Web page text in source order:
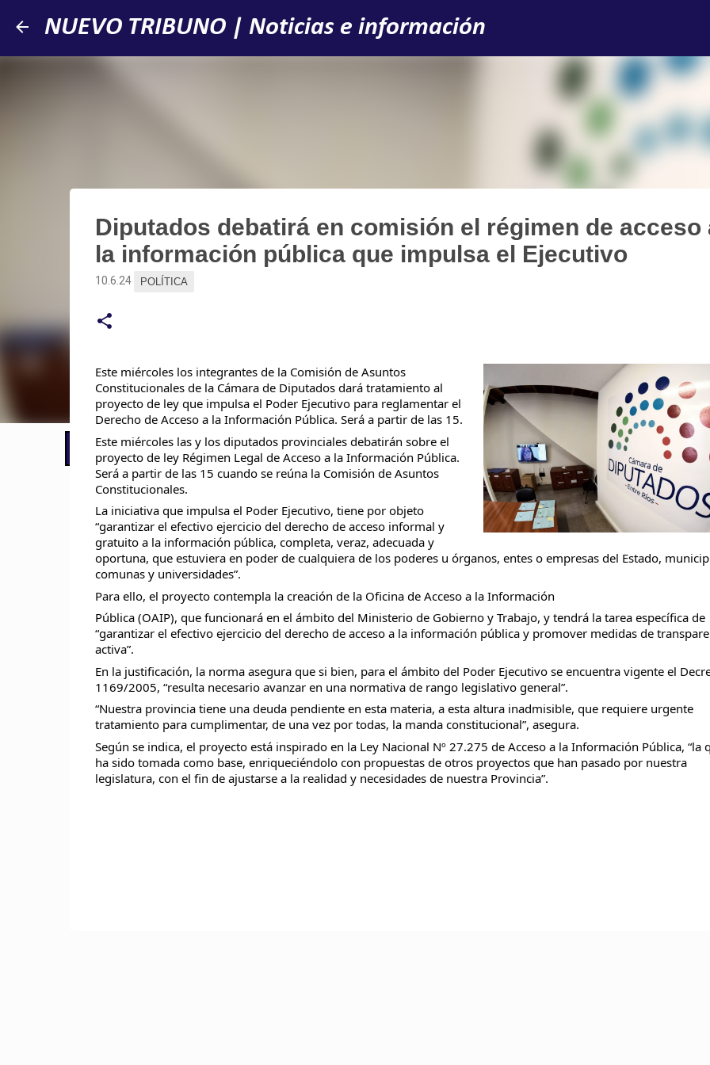
Ir al contenido principal
NUEVO TRIBUNO | Noticias e información
📢 LO ÚLTIMO Cronograma de pagos: cuándo cobran activos y pasivos de la administración pública entrerriana
Diputados debatirá en comisión el régimen de acceso
la información pública que impulsa el Ejecutivo
10.6.24 POLÍTICA
Este miércoles los integrantes de la Comisión de Asuntos
Constitucionales de la Cámara de Diputados dará tratamiento al
proyecto de ley que impulsa el Poder Ejecutivo para reglamentar el
Derecho de Acceso a la Información Pública. Será a partir de las 15.
Este miércoles las y los diputados provinciales debatirán sobre el
proyecto de ley Régimen Legal de Acceso a la Información Pública.
Será a partir de las 15 cuando se reúna la Comisión de Asuntos
Constitucionales.
La iniciativa que impulsa el Poder Ejecutivo, tiene por objeto
“garantizar el efectivo ejercicio del derecho de acceso informal y
gratuito a la información pública, completa, veraz, adecuada y
oportuna, que estuviera en poder de cualquiera de los poderes u órganos, entes o empresas del Estado,
comunas y universidades”.
Para ello, el proyecto contempla la creación de la Oficina de Acceso a la Información
Pública (OAIP), que funcionará en el ámbito del Ministerio de Gobierno y Trabajo, y tendrá la tarea específica de
“garantizar el efectivo ejercicio del derecho de acceso a la información pública y promover medidas de
activa”.
En la justificación, la norma asegura que si bien, para el ámbito del Poder Ejecutivo se encuentra vigente el
1169/2005, “resulta necesario avanzar en una normativa de rango legislativo general”.
“Nuestra provincia tiene una deuda pendiente en esta materia, a esta altura inadmisible, que requiere urgente
tratamiento para cumplimentar, de una vez por todas, la manda constitucional”, asegura.
Según se indica, el proyecto está inspirado en la Ley Nacional Nº 27.275 de Acceso a la Información Pública, “la
ha sido tomada como base, enriqueciéndolo con propuestas de otros proyectos que han pasado por nuestra
legislatura, con el fin de ajustarse a la realidad y necesidades de nuestra Provincia”.